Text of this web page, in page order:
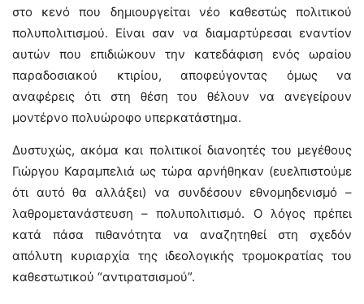
στο κενό που δημιουργείται νέο καθεστώς πολιτικού
πολυπολιτισμού. Είναι σαν να διαμαρτύρεσαι εναντίον
αυτών που επιδιώκουν την κατεδάφιση ενός ωραίου
παραδοσιακού κτιρίου, αποφεύγοντας όμως να
αναφέρεις ότι στη θέση του θέλουν να ανεγείρουν
μοντέρνο πολυώροφο υπερκατάστημα.
Δυστυχώς, ακόμα και πολιτικοί διανοητές του μεγέθους
Γιώργου Καραμπελιά ως τώρα αρνήθηκαν (ευελπιστούμε
ότι αυτό θα αλλάξει) να συνδέσουν εθνομηδενισμό –
λαθρομετανάστευση – πολυπολιτισμό. Ο λόγος πρέπει
κατά πάσα πιθανότητα να αναζητηθεί στη σχεδόν
απόλυτη κυριαρχία της ιδεολογικής τρομοκρατίας του
καθεστωτικού “αντιρατσισμού”.